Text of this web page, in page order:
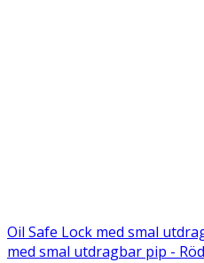
Oil Safe Lock med smal
med smal utdragbar pip - Röd